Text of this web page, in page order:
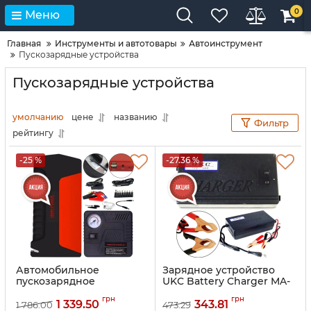
Меню 0
Главная Инструменты и автотовары
Автоинструмент
Пускозарядные устройства
Пускозарядные устройства
умолчанию цене
названию
рейтингу
Фильтр
-25 %
Автомобильное
пускозарядное
50800mAh с
1 786.00 1 339.50 грн
-27.36 %
Зарядное устройство
UKC Battery Charger MA-
автомобильного
473.29 343.81 грн